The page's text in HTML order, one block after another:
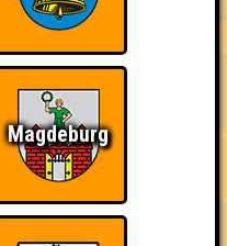
of
too
Ich war da, vor 3000
Magdeburg